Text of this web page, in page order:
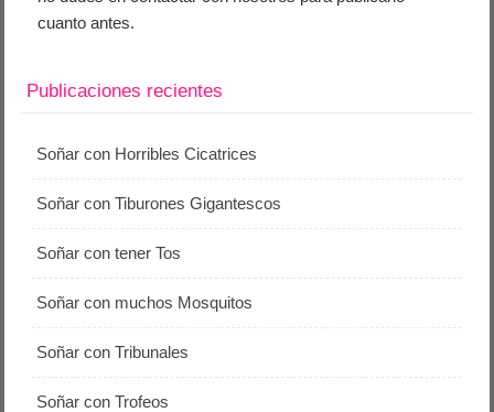
cuanto antes.
Publicaciones recientes
Soñar con Horribles Cicatrices
Soñar con Tiburones Gigantescos
Soñar con tener Tos
Soñar con muchos Mosquitos
Soñar con Tribunales
Soñar con Trofeos